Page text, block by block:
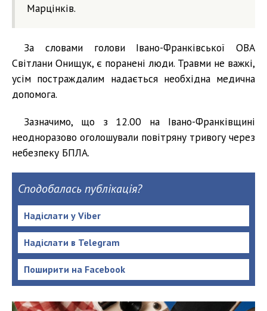
Марцінків.
За словами голови Івано-Франківської ОВА
Світлани Онищук, є поранені люди. Травми не важкі,
усім постраждалим надається необхідна медична
допомога.
Зазначимо, що з 12.00 на Івано-Франківщині
неодноразово оголошували повітряну тривогу через
небезпеку БПЛА.
Сподобалась публікація?
Надіслати у Viber
Надіслати в Telegram
Поширити на Facebook